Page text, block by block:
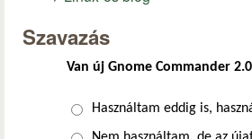
Szavazás
Van új Gnome Commander
Választások
Használtam eddig is,